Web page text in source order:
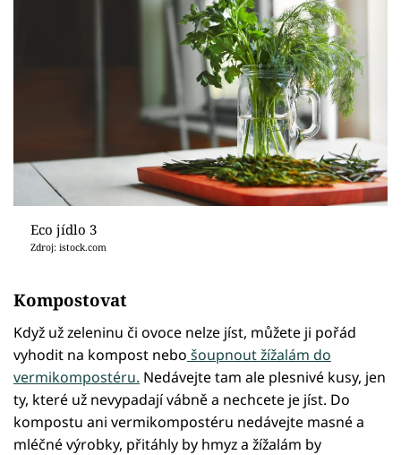
Eco jídlo 3
Zdroj: istock.com
Kompostovat
Když už zeleninu či ovoce nelze jíst, můžete ji pořád
vyhodit na kompost nebo šoupnout žížalám do
vermikompostéru. Nedávejte tam ale plesnivé kusy, jen
ty, které už nevypadají vábně a nechcete je jíst. Do
kompostu ani vermikompostéru nedávejte masné a
mléčné výrobky, přitáhly by hmyz a žížalám by